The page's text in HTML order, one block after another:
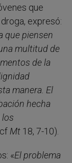
que
expresó:
que piensen
multitud de
de la
manera. El
hecha
los
Mt 18, 7-10).
«El problema